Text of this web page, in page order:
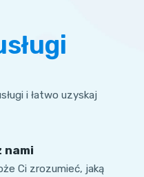
i łatwo uzyskaj
nami
Ci zrozumieć, jaką